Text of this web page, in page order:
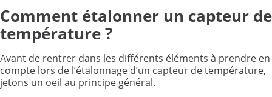
Comment étalonner un capteur de
température ?
Avant de rentrer dans les différents éléments à prendre en
compte lors de l’étalonnage d’un capteur de température,
jetons un oeil au principe général.